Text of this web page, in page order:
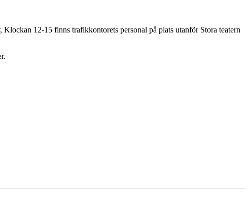
12-15 finns trafikkontorets personal på plats utanför Stora teatern